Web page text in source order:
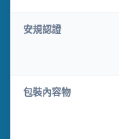
安規認證
包裝內容物